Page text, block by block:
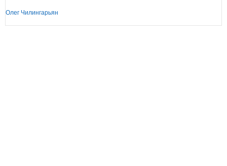
Олег Чилингарьян